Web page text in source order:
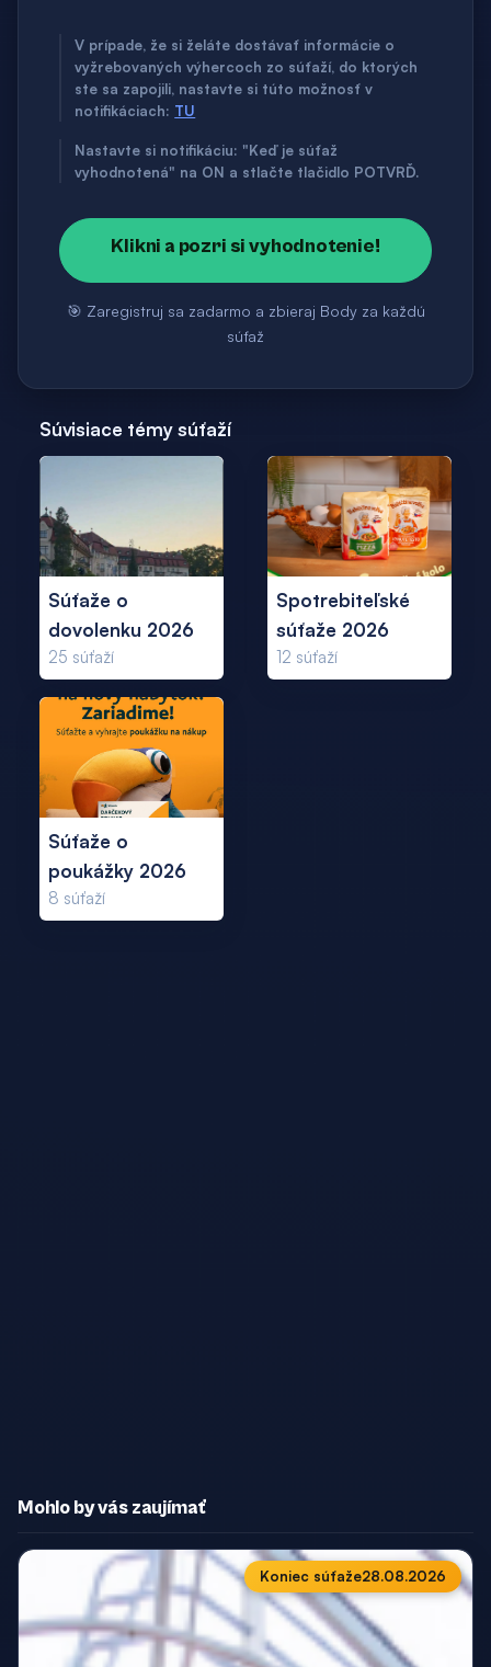
V prípade, že si želáte dostávať informácie o
vyžrebovaných výhercoch zo súťaží, do ktorých
ste sa zapojili, nastavte si túto možnosť v
notifikáciach: TU
Nastavte si notifikáciu: "Keď je súťaž
vyhodnotená" na ON a stlačte tlačidlo POTVRĎ.
Klikni a pozri si vyhodnotenie!
🎯 Zaregistruj sa zadarmo a zbieraj Body za každú
súťaž
Súvisiace témy súťaží
Súťaže o
dovolenku 2026
25 súťaží
Spotrebiteľské
súťaže 2026
12 súťaží
Súťaže o
poukážky 2026
8 súťaží
Mohlo by vás zaujímať
Koniec súťaže28.08.2026